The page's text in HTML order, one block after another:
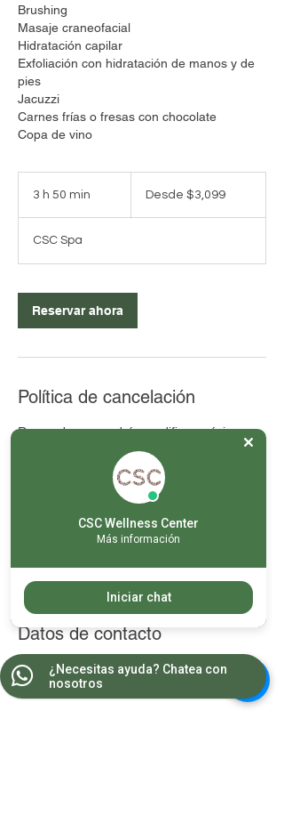
Brushing
Masaje craneofacial
Hidratación capilar
Exfoliación con hidratación de manos y de
pies
Jacuzzi
Carnes frías o fresas con chocolate
Copa de vino
3 h 50 min
0
m
i
n
pesosDesde $3,099
CSC Spa
Reservar ahora
Política de cancelación
Recuerda que podrás modificar máximo
dos veces tu cita, posteriormente tendrá un
En caso de no acudir al servicio agendado
o no cancelar / reagendar con 24 horas de
anticipación, el servicio se tomará como
Datos de contacto
Georgia 145, Colonia Nápoles, Mexico City,
CDMX, Mexico
CSC Wellness Center
Más información
Iniciar chat
¿Necesitas ayuda? Chatea con
nosotros